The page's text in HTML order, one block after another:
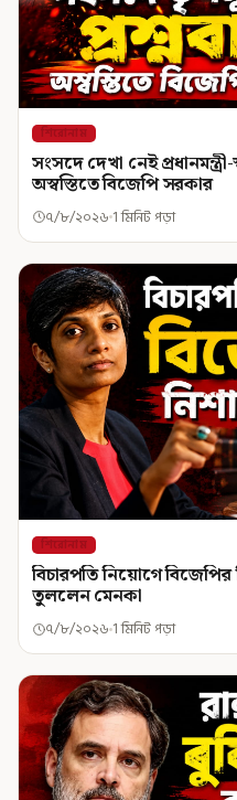
শিরোনাম
সংসদে দেখা নেই প্রধানমন্ত্রী-
অস্বস্তিতে বিজেপি সরকার
৭/৮/২০২৬ 1 মিনিট পড়া
শিরোনাম
বিচারপতি নিয়োগে
তুললেন মেনকা
৭/৮/২০২৬ 1 মিনিট পড়া